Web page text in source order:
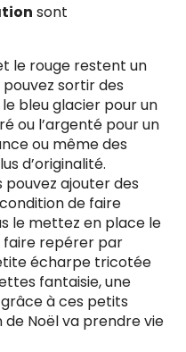
sont
le rouge restent un
sortir des
bleu glacier pour un
ou l’argenté pour un
ou même des
d’originalité.
pouvez ajouter des
de faire
le mettez en place le
faire repérer par
écharpe tricotée
fantaisie, une
à ces petits
Noël va prendre vie